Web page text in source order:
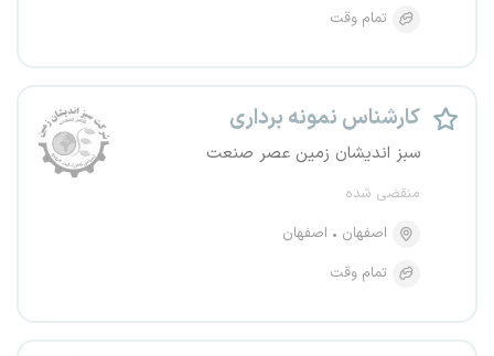
تمام وقت
کارشناس نمونه برداری
سبز اندیشان زمین عصر صنعت
منقضی شده
اصفهان
اصفهان
تمام وقت